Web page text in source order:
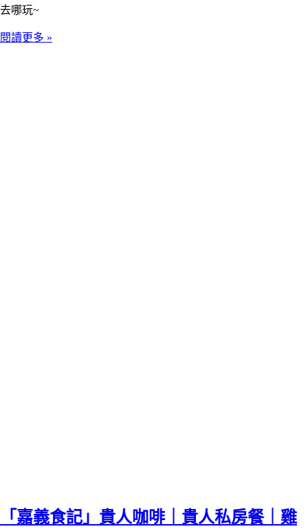
去哪玩~
閱讀更多 »
「嘉義食記」貴人咖啡｜貴人私房餐｜雞